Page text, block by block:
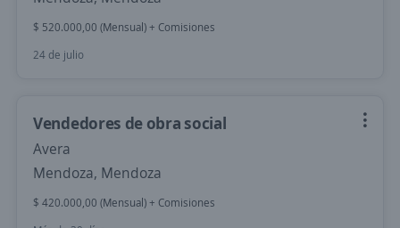
$ 520.000,00 (Mensual) + Comisiones
24 de julio
Vendedores de obra social
Avera
Mendoza, Mendoza
$ 420.000,00 (Mensual) + Comisiones